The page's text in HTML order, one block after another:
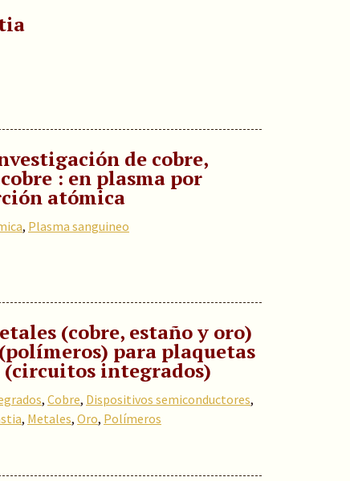
de cobre,
: en plasma por
atómica
, Plasma sanguineo
(cobre, estaño y oro)
para plaquetas
integrados)
, Cobre, Dispositivos semiconductores,
, Metales, Oro, Polímeros